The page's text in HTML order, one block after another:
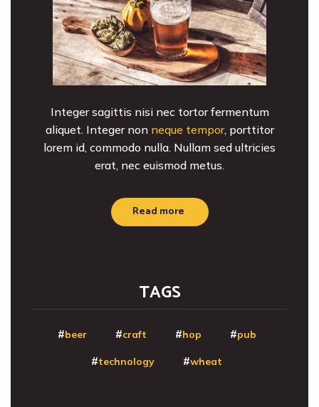
Integer sagittis nisi nec tortor fermentum
aliquet. Integer non neque tempor, porttitor
lorem id, commodo nulla. Nullam sed ultricies
erat, nec euismod metus.
Read more
TAGS
beer craft hop pub
technology wheat